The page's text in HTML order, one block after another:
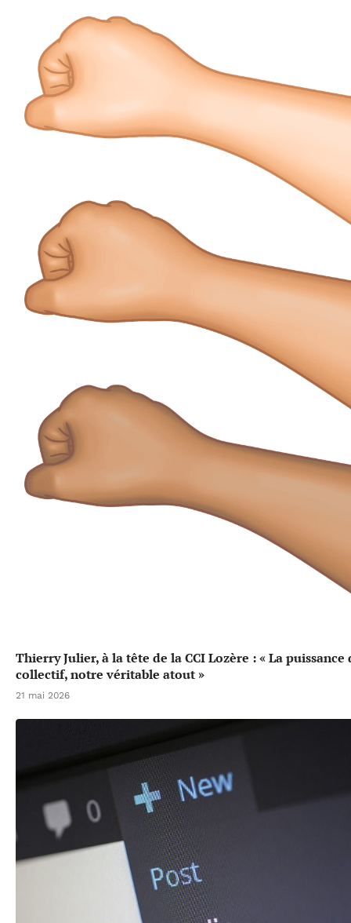
Thierry Julier, à la tête de la CCI Lozère : « La puissance
collectif, notre véritable atout »
21 mai 2026